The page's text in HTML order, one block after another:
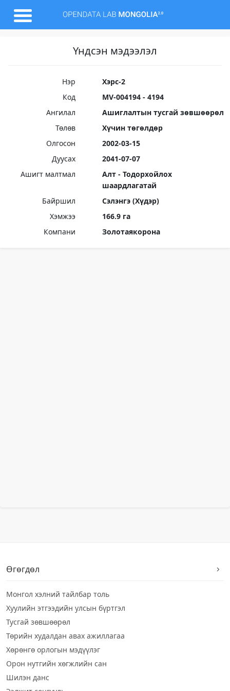
Үндсэн мэдээлэл
Нэр
Хэрс-2
Код
MV-004194 - 4194
Ангилал
Ашиглалтын тусгай зөвшөөрөл
Төлөв
Хүчин төгөлдөр
Олгосон
2002-03-15
Дуусах
2041-07-07
Ашигт малтмал
Алт - Тодорхойлох
шаардлагатай
Байршил
Сэлэнгэ (Хүдэр)
Хэмжээ
166.9 га
Компани
Золотаякорона
Өгөгдөл
Монгол хэлний тайлбар толь
Хуулийн этгээдийн улсын бүртгэл
Тусгай зөвшөөрөл
Төрийн худалдан авах ажиллагаа
Хөрөнгө орлогын мэдүүлэг
Орон нутгийн хөгжлийн сан
Шилэн данс